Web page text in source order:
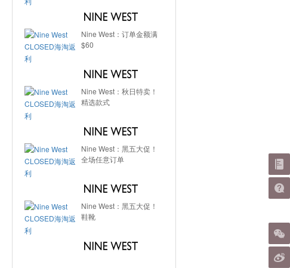
Nine West：订单金额满
$60
Nine West：秋日特卖！
精选款式
Nine West：黑五大促！
全场任意订单
Nine West：黑五大促！
鞋靴